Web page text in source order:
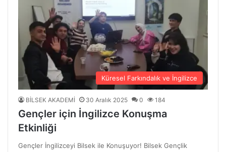
Küresel Farkındalık ve İngilizce
BİLSEK AKADEMİ 30 Aralık 2025 0 184
Gençler için İngilizce Konuşma
Etkinliği
Gençler İngilizceyi Bilsek ile Konuşuyor! Bilsek Gençlik